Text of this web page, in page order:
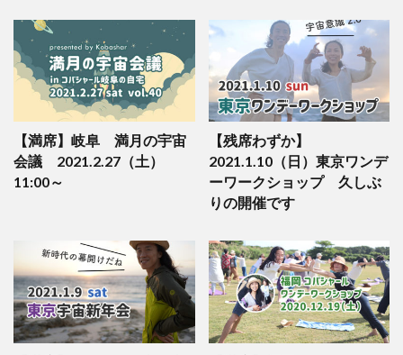
【満席】岐阜 満月の宇宙
会議 2021.2.27（土）
11:00～
【残席わずか】
2021.1.10（日）東京ワンデ
ーワークショップ 久しぶ
りの開催です